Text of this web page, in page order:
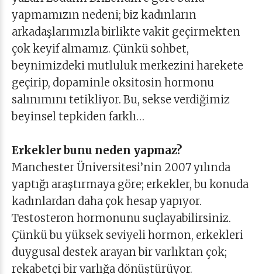
yapmamızın nedeni; biz kadınların
arkadaşlarımızla birlikte vakit geçirmekten
çok keyif almamız. Çünkü sohbet,
beynimizdeki mutluluk merkezini harekete
geçirip, dopaminle oksitosin hormonu
salınımını tetikliyor. Bu, sekse verdiğimiz
beyinsel tepkiden farklı…
Erkekler bunu neden yapmaz?
Manchester Üniversitesi’nin 2007 yılında
yaptığı araştırmaya göre; erkekler, bu konuda
kadınlardan daha çok hesap yapıyor.
Testosteron hormonunu suçlayabilirsiniz.
Çünkü bu yüksek seviyeli hormon, erkekleri
duygusal destek arayan bir varlıktan çok;
rekabetçi bir varlığa dönüştürüyor.